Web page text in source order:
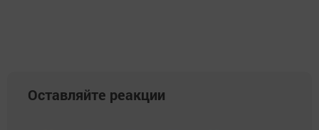
Оставляйте реакции